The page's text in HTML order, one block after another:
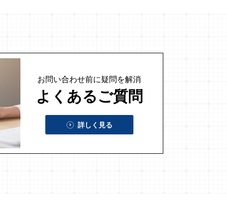
お問い合わせ前に疑問を解消
よくあるご質問
詳しく見る